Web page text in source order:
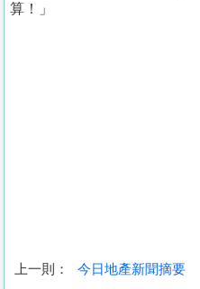
算！」
上一則：
今日地產新聞摘要